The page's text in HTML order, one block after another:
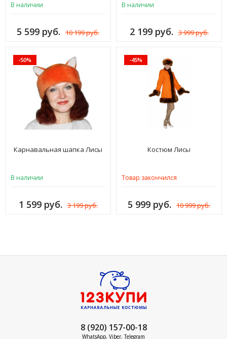
В наличии
5 599 руб. 10 199 руб.
В наличии
2 199 руб. 3 999 руб.
-50%
Карнавальная шапка Лисы
В наличии
1 599 руб. 3 199 руб.
-45%
Костюм Лисы
Товар закончился
5 999 руб. 10 999 руб.
8 (920) 157-00-18
WhatsApp, Viber,Telegram